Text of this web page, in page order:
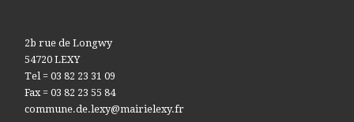
2b rue de Longwy
54720 LEXY
Tel = 03 82 23 31 09
Fax = 03 82 23 55 84
commune.de.lexy@mairielexy.fr